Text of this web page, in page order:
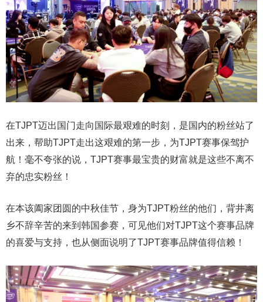
在TJPT迈出国门走向国际最艰难的时刻，是国内的粉丝站了
出来，帮助TJPT走出这艰难的第一步，为TJPT赛事保驾护
航！毫不夸张的说，TJPT赛事最宝贵的财富就是这些不离不
弃的忠实粉丝！
在本该阖家团圆的中秋佳节，身为TJPT粉丝的他们，背井离
乡不辞辛苦的来到韩国参赛，可见他们对TJPT这个赛事品牌
的喜爱与支持，也从侧面说明了TJPT赛事品牌值得信赖！